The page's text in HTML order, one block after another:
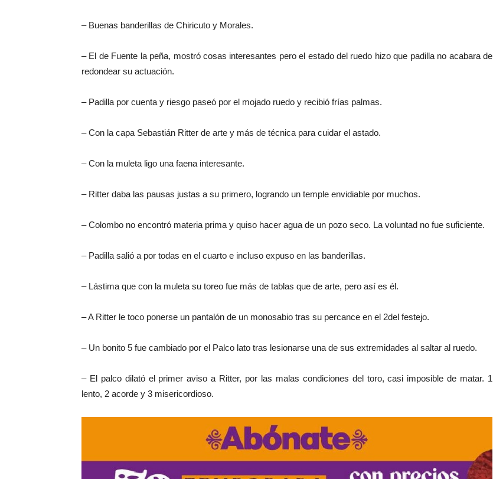
– Buenas banderillas de Chiricuto y Morales.
– El de Fuente la peña, mostró cosas interesantes pero el estado del ruedo hizo que padilla no acabara de
redondear su actuación.
– Padilla por cuenta y riesgo paseó por el mojado ruedo y recibió frías palmas.
– Con la capa Sebastián Ritter de arte y más de técnica para cuidar el astado.
– Con la muleta ligo una faena interesante.
– Ritter daba las pausas justas a su primero, logrando un temple envidiable por muchos.
– Colombo no encontró materia prima y quiso hacer agua de un pozo seco. La voluntad no fue suficiente.
– Padilla salió a por todas en el cuarto e incluso expuso en las banderillas.
– Lástima que con la muleta su toreo fue más de tablas que de arte, pero así es él.
– A Ritter le toco ponerse un pantalón de un monosabio tras su percance en el 2del festejo.
– Un bonito 5 fue cambiado por el Palco lato tras lesionarse una de sus extremidades al saltar al ruedo.
– El palco dilató el primer aviso a Ritter, por las malas condiciones del toro, casi imposible de matar. 1
lento, 2 acorde y 3 misericordioso.